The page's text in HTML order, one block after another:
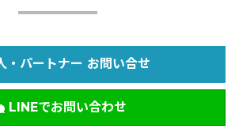
・パートナー お問い合せ
LINEでお問い合わせ